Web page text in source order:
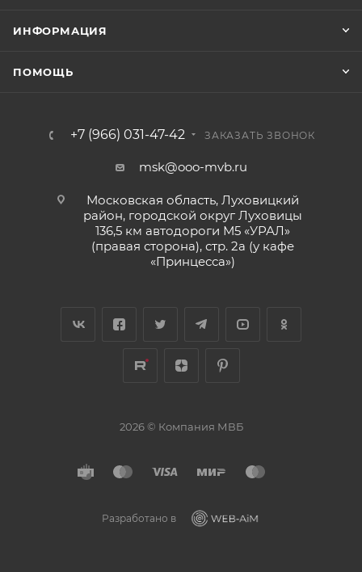
ИНФОРМАЦИЯ
ПОМОЩЬ
+7 (966) 031-47-42 ЗАКАЗАТЬ ЗВОНОК
msk@ooo-mvb.ru
Московская область, Луховицкий
район, городской округ Луховицы
136,5 км автодороги М5 «УРАЛ»
(правая сторона), стр. 2а (у кафе
«‎Принцесса»)
2026 © Компания МВБ
Разработано в